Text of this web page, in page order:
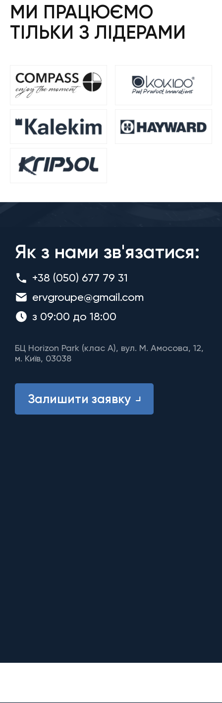
МИ ПРАЦЮЄМО
ТІЛЬКИ З ЛІДЕРАМИ
Як з нами зв'язатися:
+38 (050) 677 79 31
ervgroupe@gmail.com
з 09:00 до 18:00
БЦ Horizon Park (клас A), вул. М. Амосова, 12,
м. Київ, 03038
Залишити заявку